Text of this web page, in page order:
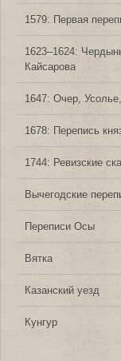
1579: Первая
1623‒1624:
Кайсарова
1647: Очер,
1678: Перепись
1744: Ревизские
Вычегодские
Переписи Осы
Вятка
Казанский уезд
Кунгур